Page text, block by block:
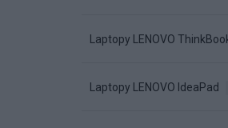
Laptopy LENOVO
Laptopy LENOVO IdeaPad